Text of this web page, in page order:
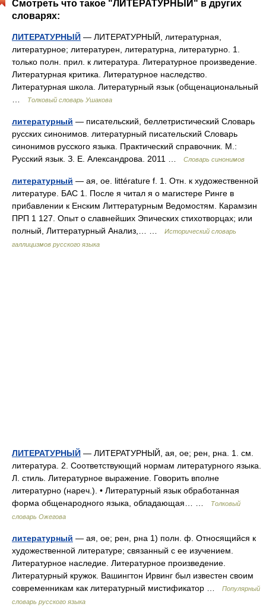
Смотреть что такое "ЛИТЕРАТУРНЫЙ" в других
словарях:
ЛИТЕРАТУРНЫЙ — ЛИТЕРАТУРНЫЙ, литературная,
литературное; литературен, литературна, литературно. 1.
только полн. прил. к литература. Литературное произведение.
Литературная критика. Литературное наследство.
Литературная школа. Литературный язык (общенациональный
Толковый словарь Ушакова
литературный — писательский, беллетристический Словарь
русских синонимов. литературный писательский Словарь
синонимов русского языка. Практический справочник. М.:
Русский язык. З. Е. Александрова. 2011 …
Словарь синонимов
литературный — ая, ое. littérature f. 1. Отн. к художественной
литературе. БАС 1. После я читал я о магистере Ринге в
прибавлении к Енским Литтературным Ведомостям. Карамзин
ПРП 1 127. Опыт о славнейших Эпических стихотворцах; или
полный, Литтературный Анализ,… …
Исторический словарь
галлицизмов русского языка
ЛИТЕРАТУРНЫЙ — ЛИТЕРАТУРНЫЙ, ая, ое; рен, рна. 1. см.
литература. 2. Соответствующий нормам литературного языка.
Л. стиль. Литературное выражение. Говорить вполне
литературно (нареч.). • Литературный язык обработанная
форма общенародного языка, обладающая… …
Толковый
словарь Ожегова
литературный — ая, ое; рен, рна 1) полн. ф. Относящийся к
художественной литературе; связанный с ее изучением.
Литературное наследие. Литературное произведение.
Литературный кружок. Вашингтон Ирвинг был известен своим
современникам как литературный мистификатор …
Популярный
словарь русского языка